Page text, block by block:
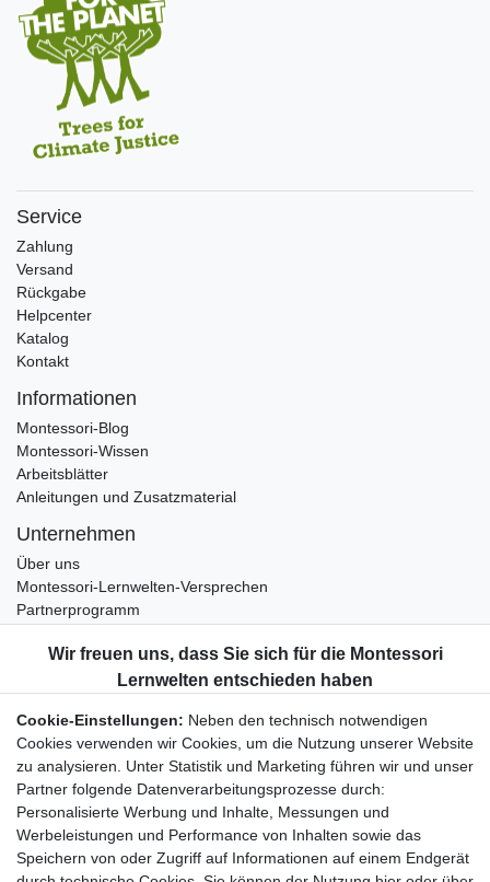
Service
Zahlung
Versand
Rückgabe
Helpcenter
Katalog
Kontakt
Informationen
Montessori-Blog
Montessori-Wissen
Arbeitsblätter
Anleitungen und Zusatzmaterial
Unternehmen
Über uns
Montessori-Lernwelten-Versprechen
Partnerprogramm
Bestellung widerrufen
Datenschutzerklärung
AGB
Impressum
Aktuelles rund um Montessori-Materialien und
Montessori-Pädagogik.
Kostenfreie wöchentliche Infos
Cookie-Einstellungen: Neben den technisch notwendigen
Cookies verwenden wir Cookies, um die Nutzung unserer Website
zu analysieren. Unter Statistik und Marketing führen wir und unser
Partner folgende Datenverarbeitungsprozesse durch:
Personalisierte Werbung und Inhalte, Messungen und
Werbeleistungen und Performance von Inhalten sowie das
Speichern von oder Zugriff auf Informationen auf einem Endgerät